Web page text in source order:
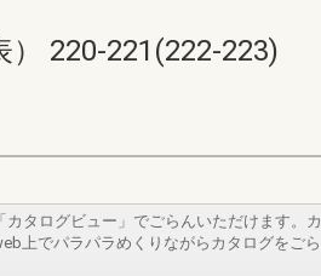
220-221(222-223)
カタログビュー」でごらんいただけます。カ
上でパラパラめくりながらカタログをごら